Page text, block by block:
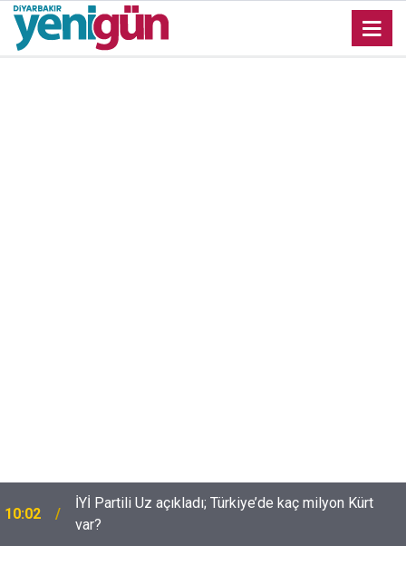
İYİ Partili Uz açıkladı; Türkiye’de kaç milyon Kürt
var?
09:54
Suça sürüklenen çocuklar için yeni düzenleme
neleri kapsiyor?